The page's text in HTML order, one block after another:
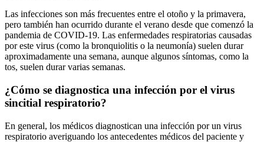
Las infecciones son más frecuentes entre el otoño y la primavera,
pero también han ocurrido durante el verano desde que comenzó la
pandemia de COVID-19. Las enfermedades respiratorias causadas
por este virus (como la bronquiolitis o la neumonía) suelen durar
aproximadamente una semana, aunque algunos síntomas, como la
tos, suelen durar varias semanas.
¿Cómo se diagnostica una infección por el virus
sincitial respiratorio?
En general, los médicos diagnostican una infección por un virus
respiratorio averiguando los antecedentes médicos del paciente y